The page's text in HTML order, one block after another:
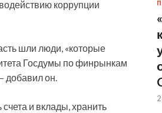
коррупции
шли люди, «которые
Госдумы по финрынкам
добавил он.
и вклады, хранить